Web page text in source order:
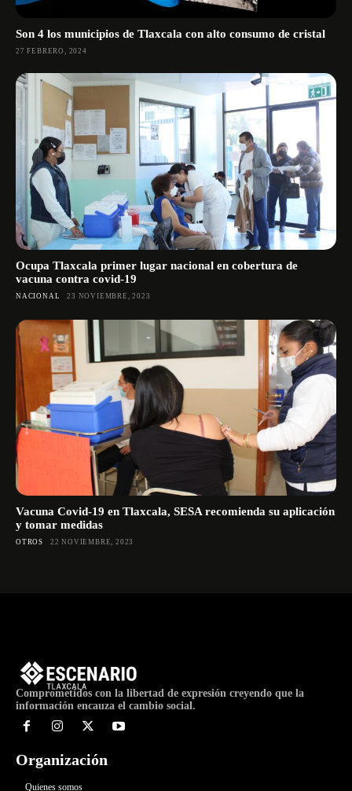
Son 4 los municipios de Tlaxcala con alto consumo de cristal
27 FEBRERO, 2024
Ocupa Tlaxcala primer lugar nacional en cobertura de
vacuna contra covid-19
NACIONAL 23 NOVIEMBRE, 2023
Vacuna Covid-19 en Tlaxcala, SESA recomienda su aplicación
y tomar medidas
OTROS 22 NOVIEMBRE, 2023
Comprometidos con la libertad de expresión creyendo que la
información encauza el cambio social.
Organización
Quienes somos